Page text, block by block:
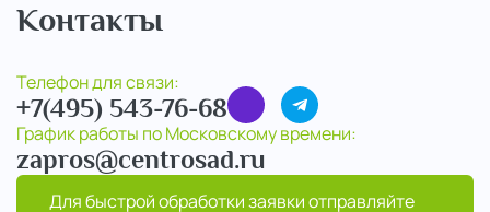
Контакты
Телефон для связи:
+7(495) 543-76-68
График работы по Московскому времени:
zapros@centrosad.ru
Для быстрой обработки заявки отправляйте